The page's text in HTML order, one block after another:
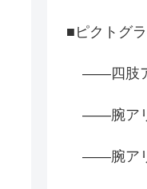
■ピクトグ
――四肢
――腕ア
――腕ア